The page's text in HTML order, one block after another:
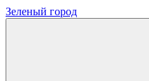
Зеленый город